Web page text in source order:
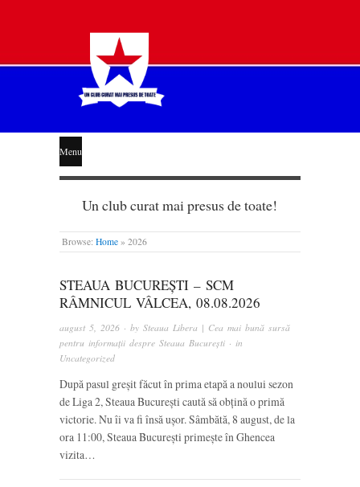
STEAUA
LIBERĂ
Menu
Un club curat mai presus de toate!
Browse: Home » 2026
STEAUA BUCUREȘTI – SCM
RÂMNICUL VÂLCEA, 08.08.2026
august 5, 2026 · by Steaua Libera | Cea mai bună sursă
pentru informații despre Steaua București · in
Uncategorized
După pasul greșit făcut în prima etapă a noului sezon
de Liga 2, Steaua București caută să obțină o primă
victorie. Nu îi va fi însă ușor. Sâmbătă, 8 august, de la
ora 11:00, Steaua București primește în Ghencea
vizita…